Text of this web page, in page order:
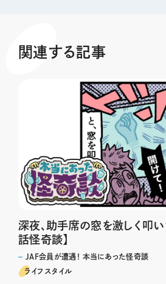
関連する記事
深夜、助手席の窓を激しく叩
話怪奇談】
JAF会員が遭遇！ 本当にあった怪奇談
ライフスタイル